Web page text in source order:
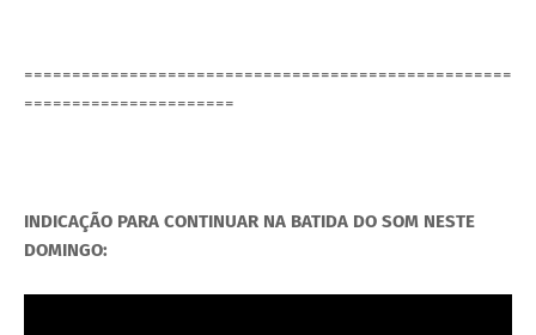
===================================================
======================
INDICAÇÃO PARA CONTINUAR NA BATIDA DO SOM NESTE
DOMINGO: